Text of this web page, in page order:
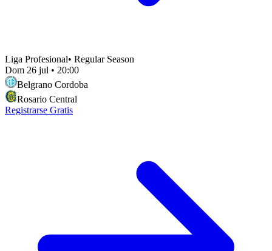
Liga Profesional• Regular Season
Dom 26 jul • 20:00
Belgrano Cordoba
Rosario Central
Registrarse Gratis